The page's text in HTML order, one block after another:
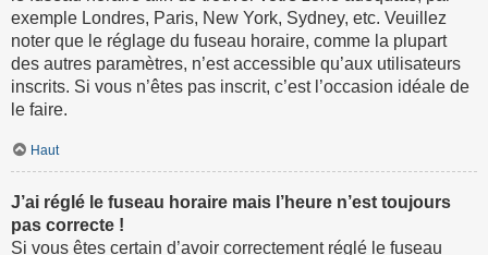
exemple Londres, Paris, New York, Sydney, etc. Veuillez
noter que le réglage du fuseau horaire, comme la plupart
des autres paramètres, n’est accessible qu’aux utilisateurs
inscrits. Si vous n’êtes pas inscrit, c’est l’occasion idéale de
le faire.
Haut
J’ai réglé le fuseau horaire mais l’heure n’est toujours
pas correcte !
Si vous êtes certain d’avoir correctement réglé le fuseau